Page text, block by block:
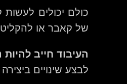
כולם יכולים
של קאבר או להקליט
העיבוד חייב
לבצע שינויים